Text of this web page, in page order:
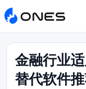
金融行业
替代软件